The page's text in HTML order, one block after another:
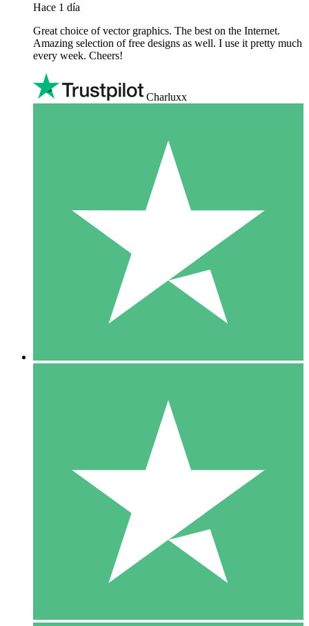
Hace 1 día
Great choice of vector graphics. The best on the Internet.
Amazing selection of free designs as well. I use it pretty much
every week. Cheers!
Charluxx